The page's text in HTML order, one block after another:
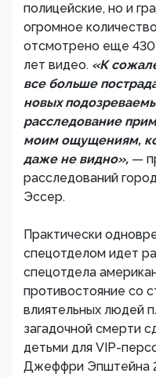
полицейские, но и
огромное
отсмотрено еще 430
лет видео. «К
все больше
новых
расследование
моим ощущениям,
даже не видно», —
расследований
Эссер.
Практически
спецотделом идет
спецотдела
противостояние со
влиятельных людей
загадочной смерти
детьми для VIP-
Джеффри Эпштейна 2